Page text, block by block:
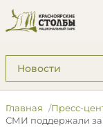
Подразделы:
Главная Пресс-
СМИ поддержали